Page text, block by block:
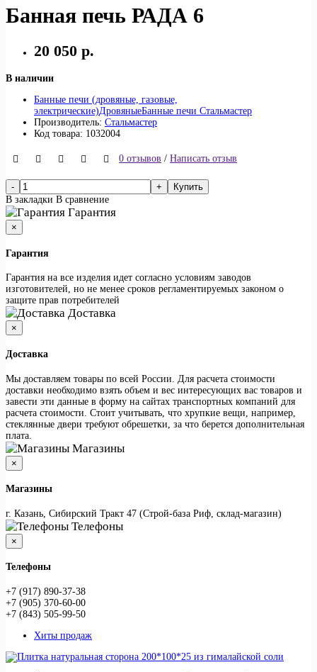
Банная печь РАДА 6
20 050 р.
В наличии
Банные печи (дровяные, газовые,
электрические)ДровяныеБанные печи Стальмастер
Производитель: Стальмастер
Код товара: 1032004
0 отзывов / Написать отзыв
Купить
В закладки В сравнение
Гарантия
×
Гарантия
Гарантия на все изделия идет согласно условиям заводов
изготовителей, но не менее сроков регламентируемых законом о
защите прав потребителей
Доставка
×
Доставка
Мы доставляем товары по всей России. Для расчета стоимости
доставки необходимо взять объем и вес интересующих вас товаров и
завести эти данные в форму на сайтах транспортных компаний для
расчета стоимости. Стоит учитывать, что хрупкие вещи, например,
стеклянные двери требуют обрешетки, за что берется дополнительная
плата.
Магазины
×
Магазины
г. Казань, Сибирский Тракт 47 (Строй-база Риф, склад-магазин)
Телефоны
×
Телефоны
+7 (917) 890-37-38
+7 (905) 370-60-00
+7 (843) 505-99-50
Хиты продаж